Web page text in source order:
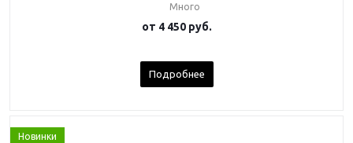
Много
от 4 450 руб.
Подробнее
Новинки